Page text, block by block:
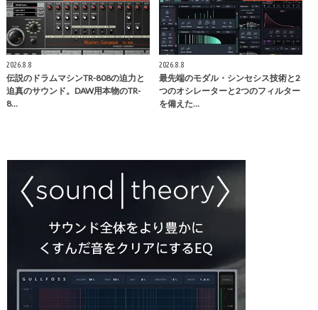
2026.8.8
伝説のドラムマシンTR-808の迫力と
迫真のサウンド。DAW用本物のTR-
8…
2026.8.8
最先端のモダル・シンセシス技術と2
つのオシレーターと2つのフィルター
を備えた…